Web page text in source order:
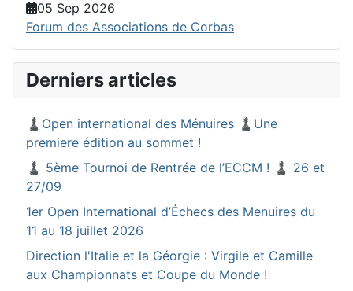
05 Sep 2026
Forum des Associations de Corbas
Derniers articles
♟️Open international des Ménuires ♟️Une
premiere édition au sommet !
♟️ 5ème Tournoi de Rentrée de l’ECCM ! ♟️ 26 et
27/09
1er Open International d’Échecs des Menuires du
11 au 18 juillet 2026
Direction l'Italie et la Géorgie : Virgile et Camille
aux Championnats et Coupe du Monde !